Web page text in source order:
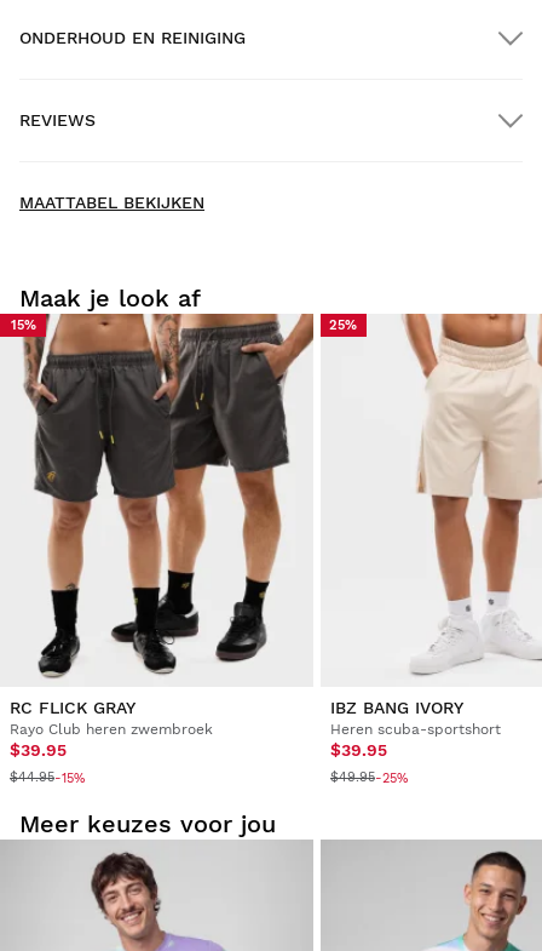
Thuisbezorging
Probeer onze producten lekker thuis uit. Je hebt 30 dagen
vanaf de leverdatum om een retourzending te doen.
Vanuit je gebruikersaccount kun je eenvoudig en snel een
product uit je bestelling retourneren.
Je geld terugboeken naar de oorspronkelijke
Vanaf$9.95
ONDERHOUD EN REINIGING
REVIEWS
MAATTABEL BEKIJKEN
Maak je look af
15%
RC FLICK GRAY
Rayo Club heren zwembroek
$39.95
$44.95-15%
25%
IBZ BANG IVORY
Heren scuba-sportshort
$39.95
$49.95-25%
Meer keuzes voor jou